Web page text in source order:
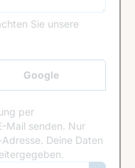
Sie unsere
Google
Anmeldung
per
Mail senden. Nur
Deine Daten